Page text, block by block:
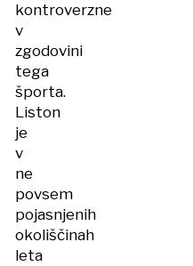
kontroverzne
v
zgodovini
tega
športa.
Liston
je
v
ne
povsem
pojasnjenih
okoliščinah
leta